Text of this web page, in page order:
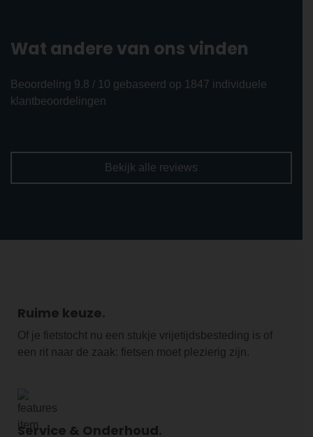
Wat andere van ons vinden
Beoordeling 9.8 / 10 gebaseerd op 1847 individuele
klantbeoordelingen
Bekijk alle reviews
Ruime keuze
Of je fietstocht nu een stukje vrijetijdsbesteding is of
een rit naar de zaak: fietsen moet plezierig zijn.
Service & Onderhoud